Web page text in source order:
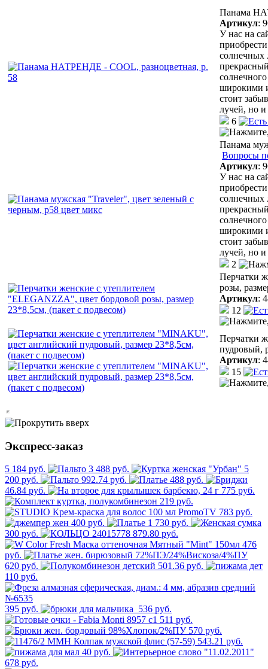
Панама
Артикул:
У нас на
солнечных
широкими
стоит
лучей, но
6
Панама
Вопросы
Артикул:
У нас на
солнечных
широкими
стоит
лучей, но
2
Перчатки
розы,
Артикул:
12
Перчатки
пудровый,
Артикул:
15
Экспресс-заказ
5 184 руб. 3 488 руб.
5
200 руб.
992.74 руб.
488 руб.
46.84 руб.
775 руб.
219 руб.
783 руб.
400 руб.
1 730 руб.
300 руб.
879.80 руб.
476
руб.
620 руб.
501.36 руб.
110 руб.
395 руб.
536 руб.
511 руб.
570 руб.
543.21 руб.
40 руб.
678 руб.